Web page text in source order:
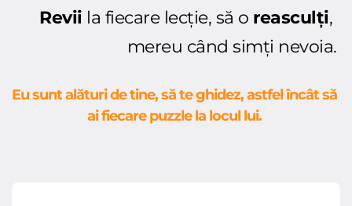
Revii la fiecare lecție, să o reasculți,
mereu când simți nevoia.
Eu sunt alături de tine, să te ghidez, astfel încât să
ai fiecare puzzle la locul lui.